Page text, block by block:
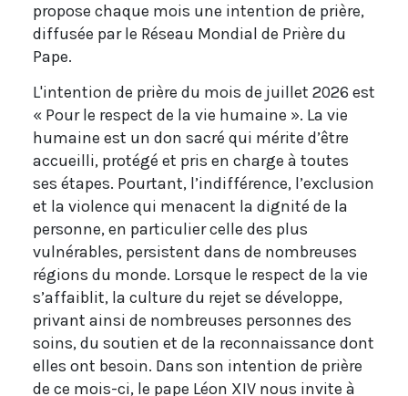
propose chaque mois une intention de prière,
diffusée par le Réseau Mondial de Prière du
Pape.
L'intention de prière du mois de juillet 2026 est
« Pour le respect de la vie humaine ». La vie
humaine est un don sacré qui mérite d’être
accueilli, protégé et pris en charge à toutes
ses étapes. Pourtant, l’indifférence, l’exclusion
et la violence qui menacent la dignité de la
personne, en particulier celle des plus
vulnérables, persistent dans de nombreuses
régions du monde. Lorsque le respect de la vie
s’affaiblit, la culture du rejet se développe,
privant ainsi de nombreuses personnes des
soins, du soutien et de la reconnaissance dont
elles ont besoin. Dans son intention de prière
de ce mois-ci, le pape Léon XIV nous invite à